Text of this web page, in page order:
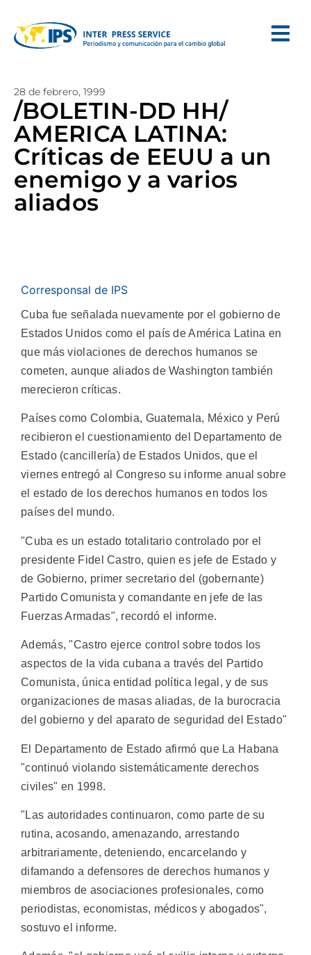
28 de febrero, 1999
/BOLETIN-DD HH/
AMERICA LATINA:
Críticas de EEUU a un
enemigo y a varios
aliados
Corresponsal de IPS
Cuba fue señalada nuevamente por el gobierno de
Estados Unidos como el país de América Latina en
que más violaciones de derechos humanos se
cometen, aunque aliados de Washington también
merecieron críticas.
Países como Colombia, Guatemala, México y Perú
recibieron el cuestionamiento del Departamento de
Estado (cancillería) de Estados Unidos, que el
viernes entregó al Congreso su informe anual sobre
el estado de los derechos humanos en todos los
países del mundo.
"Cuba es un estado totalitario controlado por el
presidente Fidel Castro, quien es jefe de Estado y
de Gobierno, primer secretario del (gobernante)
Partido Comunista y comandante en jefe de las
Fuerzas Armadas", recordó el informe.
Además, "Castro ejerce control sobre todos los
aspectos de la vida cubana a través del Partido
Comunista, única entidad política legal, y de sus
organizaciones de masas aliadas, de la burocracia
del gobierno y del aparato de seguridad del Estado"
El Departamento de Estado afirmó que La Habana
"continuó violando sistemáticamente derechos
civiles" en 1998.
"Las autoridades continuaron, como parte de su
rutina, acosando, amenazando, arrestando
arbitrariamente, deteniendo, encarcelando y
difamando a defensores de derechos humanos y
miembros de asociaciones profesionales, como
periodistas, economistas, médicos y abogados",
sostuvo el informe.